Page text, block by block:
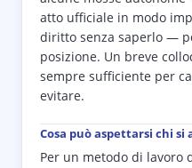
atto ufficiale in modo
diritto senza saperlo —
posizione. Un breve
sempre sufficiente per
evitare.
Cosa può aspettarsi chi si
Per un metodo di lavoro